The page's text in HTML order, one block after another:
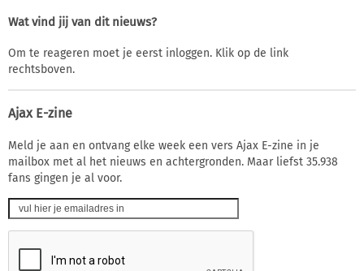
Wat vind jij van dit nieuws?
Om te reageren moet je eerst inloggen. Klik op de link
rechtsboven.
Ajax E-zine
Meld je aan en ontvang elke week een vers Ajax E-zine in je
mailbox met al het nieuws en achtergronden. Maar liefst 35.938
fans gingen je al voor.